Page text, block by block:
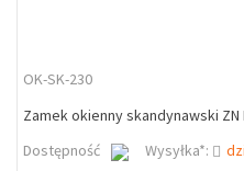
OK-SK-230
Zamek okienny skandynawski ZN
Dostępność
Wysyłka*: